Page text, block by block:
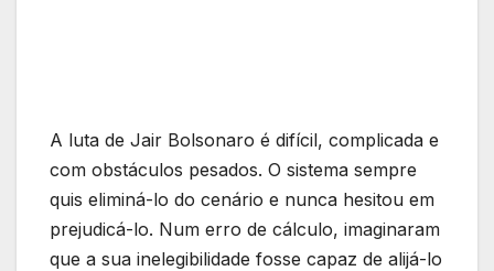
A luta de Jair Bolsonaro é difícil, complicada e
com obstáculos pesados. O sistema sempre
quis eliminá-lo do cenário e nunca hesitou em
prejudicá-lo. Num erro de cálculo, imaginaram
que a sua inelegibilidade fosse capaz de alijá-lo